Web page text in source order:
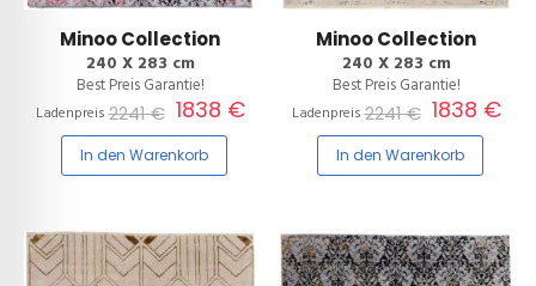
Minoo Collection
240 X 283 cm
Best Preis Garantie!
Ladenpreis2241 € 1838 €
In den Warenkorb
Minoo Collection
240 X 283 cm
Best Preis Garantie!
Ladenpreis2241 € 1838 €
In den Warenkorb